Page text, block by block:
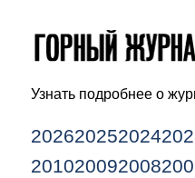
Узнать подробнее о
202620252024
201020092008